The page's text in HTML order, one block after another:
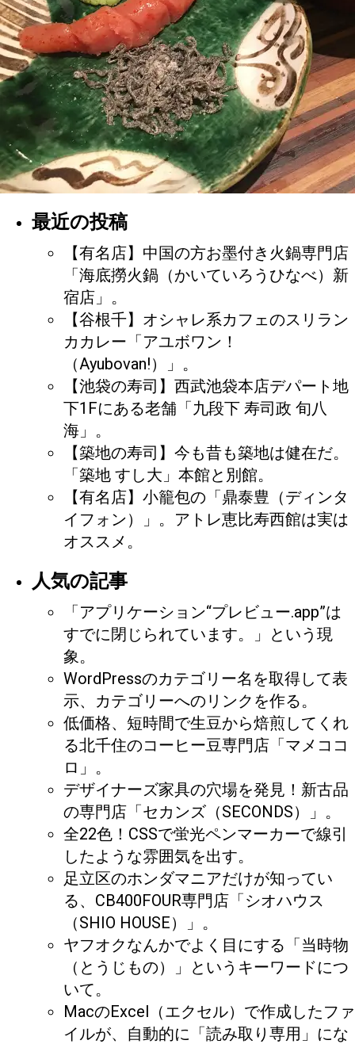
最近の投稿
【有名店】中国の方お墨付き火鍋専門店
「海底撈火鍋（かいていろうひなべ）新
宿店」。
【谷根千】オシャレ系カフェのスリラン
カカレー「アユボワン！
（Ayubovan!）」。
【池袋の寿司】西武池袋本店デパート地
下1Fにある老舗「九段下 寿司政 旬八
海」。
【築地の寿司】今も昔も築地は健在だ。
「築地 すし大」本館と別館。
【有名店】小籠包の「鼎泰豊（ディンタ
イフォン）」。アトレ恵比寿西館は実は
オススメ。
人気の記事
「アプリケーション“プレビュー.app”は
すでに閉じられています。」という現
象。
WordPressのカテゴリー名を取得して表
示、カテゴリーへのリンクを作る。
低価格、短時間で生豆から焙煎してくれ
る北千住のコーヒー豆専門店「マメココ
ロ」。
デザイナーズ家具の穴場を発見！新古品
の専門店「セカンズ（SECONDS）」。
全22色！CSSで蛍光ペンマーカーで線引
したような雰囲気を出す。
足立区のホンダマニアだけが知ってい
る、CB400FOUR専門店「シオハウス
（SHIO HOUSE）」。
ヤフオクなんかでよく目にする「当時物
（とうじもの）」というキーワードにつ
いて。
MacのExcel（エクセル）で作成したファ
イルが、自動的に「読み取り専用」にな